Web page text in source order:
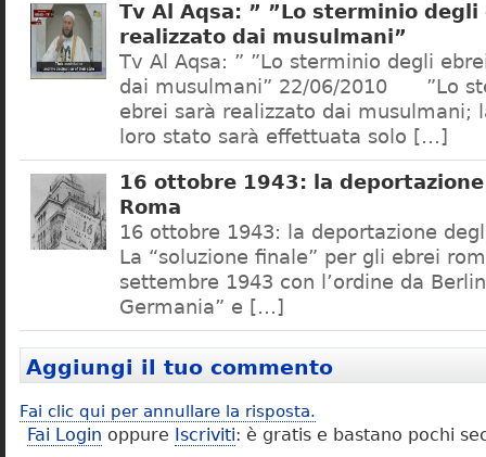
Tv Al Aqsa: ” ”Lo sterminio degli
realizzato dai musulmani”
Tv Al Aqsa: ” ”Lo sterminio degli
dai musulmani” 22/06/2010 ”Lo
ebrei sarà realizzato dai musulmani;
loro stato sarà effettuata solo […]
16 ottobre 1943: la
Roma
16 ottobre 1943: la deportazione
La “soluzione finale” per gli ebrei
settembre 1943 con l’ordine da
Germania” e […]
Aggiungi il tuo commento
Fai clic qui per annullare la risposta.
Fai Login oppure Iscriviti: è gratis e bastano pochi